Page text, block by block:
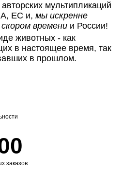
мультипликаций
ЕС и, мы искренне
времени и России!
животных - как
в настоящее время, так
в прошлом.
заказов